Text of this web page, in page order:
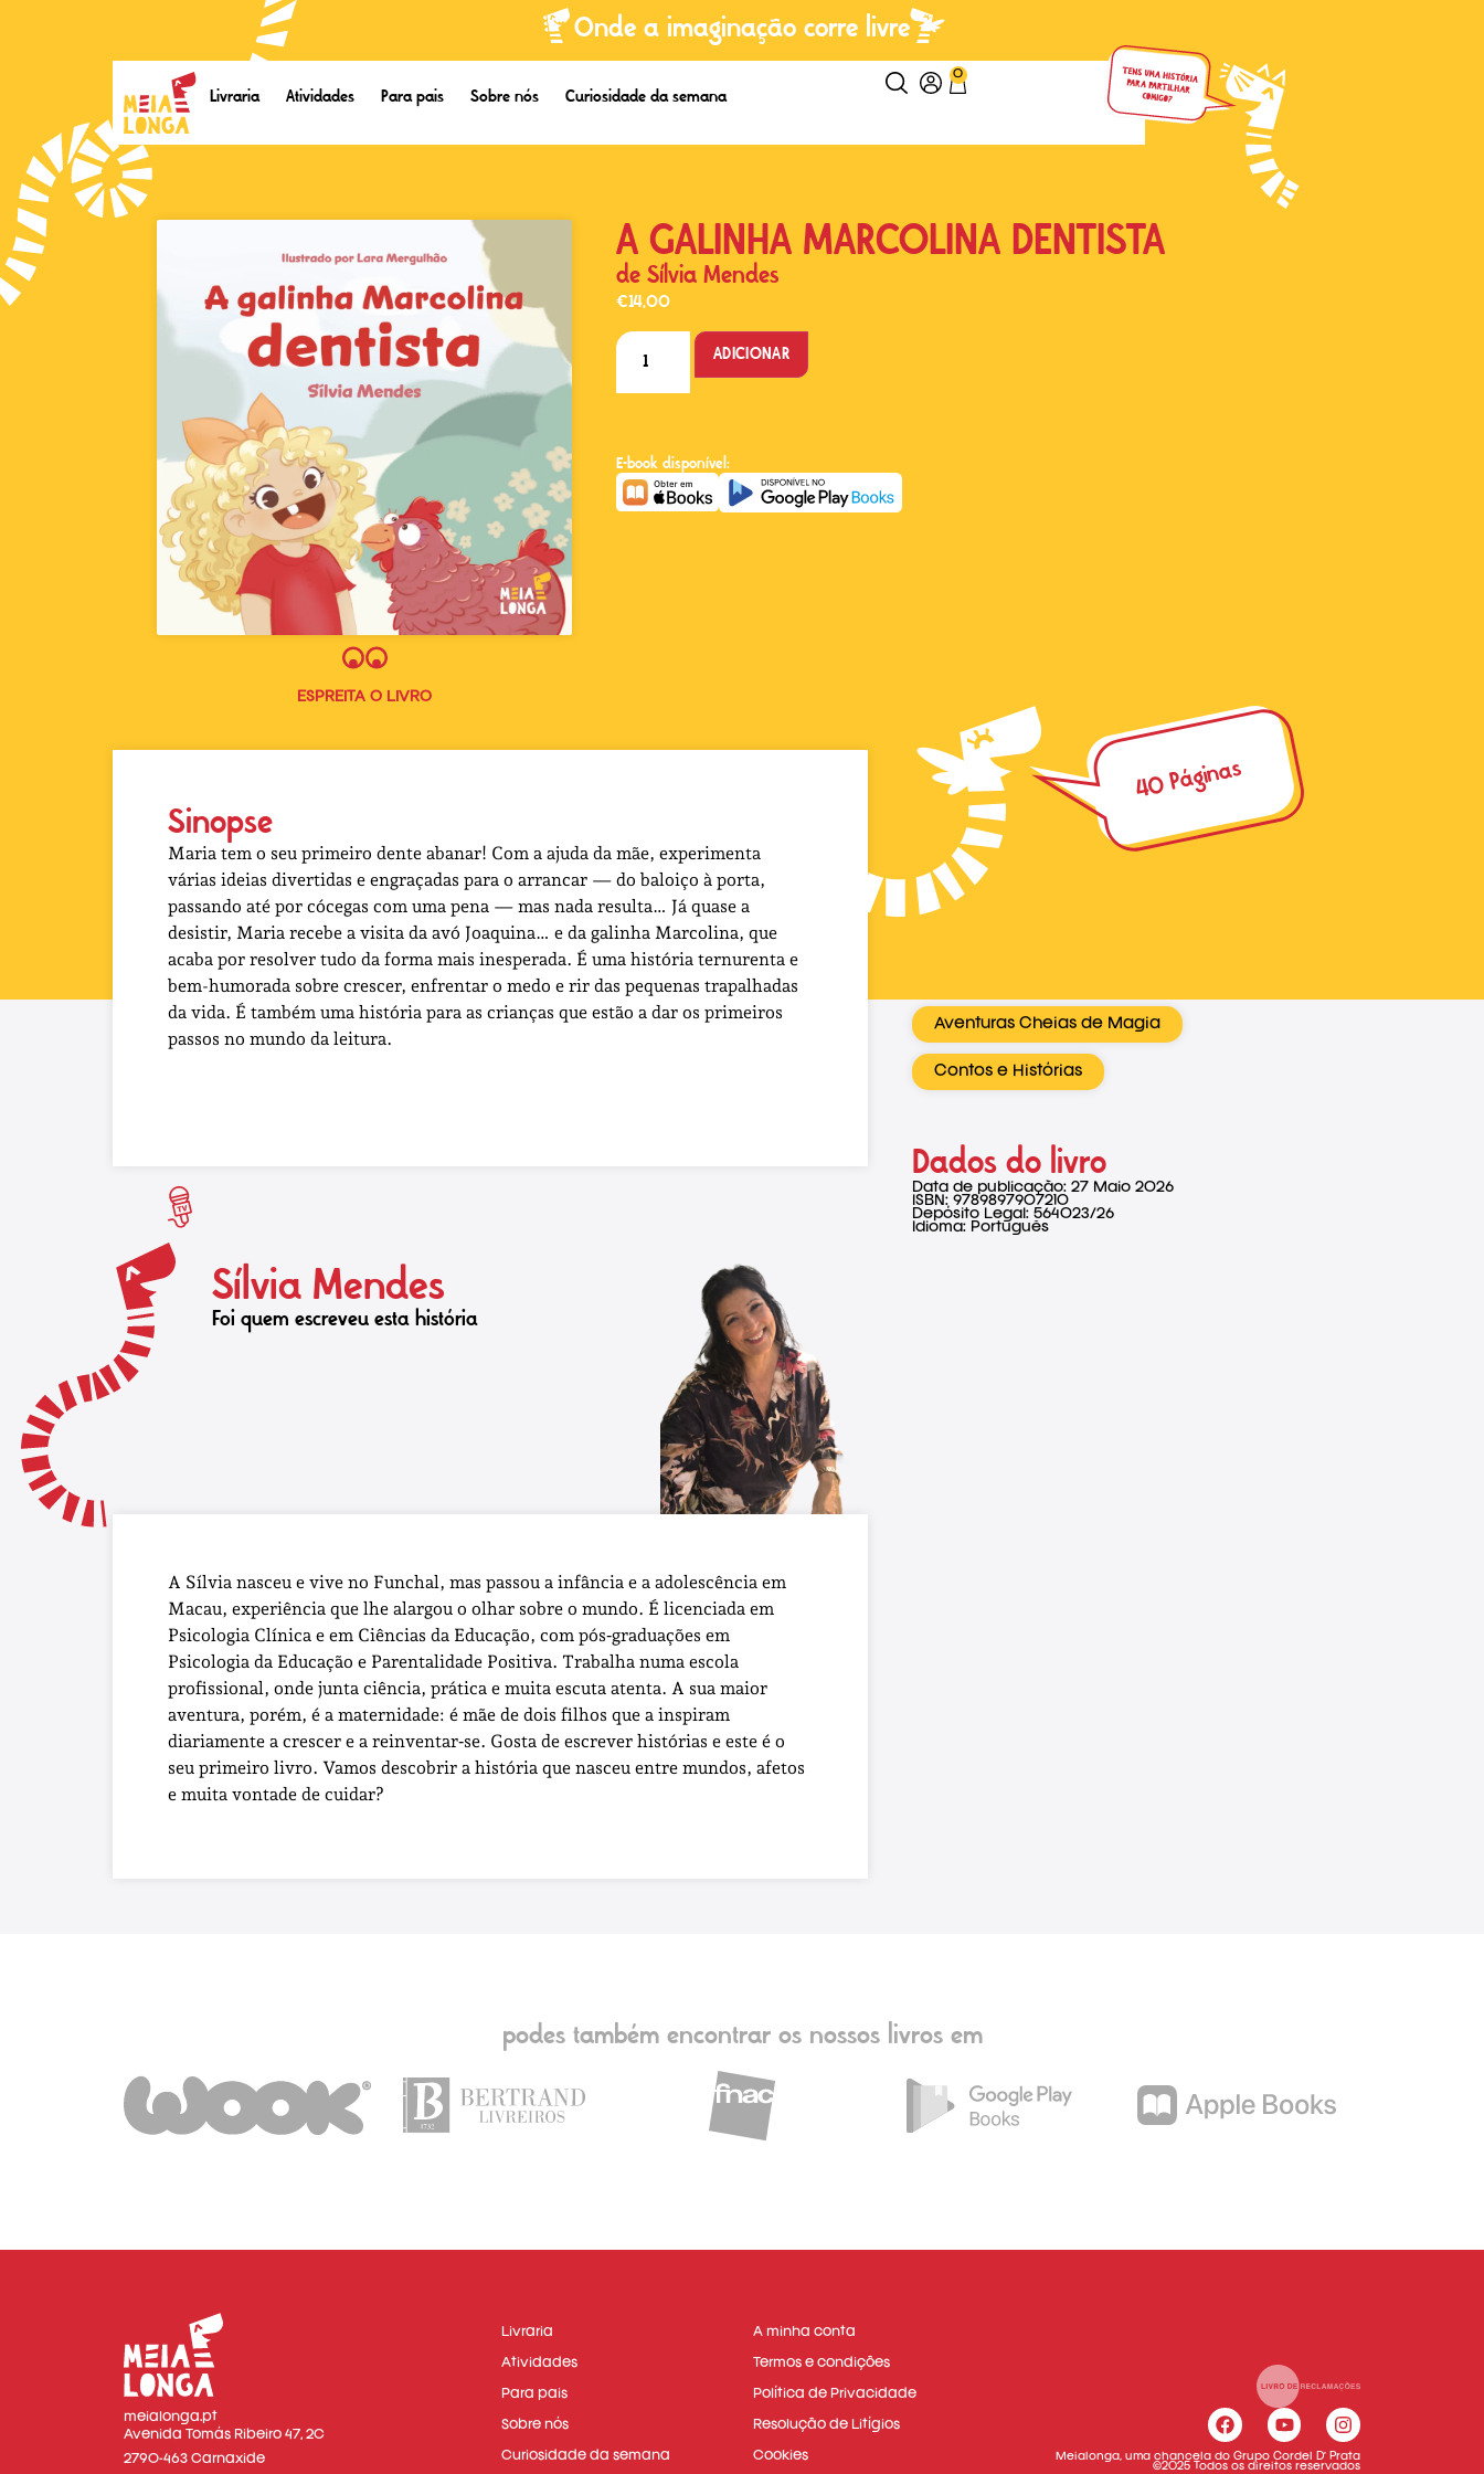
Onde a imaginação corre livre
Livraria Atividades Para pais Sobre nós Curiosidade da semana
0
ESPREITA O LIVRO
A GALINHA MARCOLINA DENTISTA
de Sílvia Mendes
€14,00
ADICIONAR
E-book disponível:
Sinopse
Maria tem o seu primeiro dente abanar! Com a ajuda da mãe, experimenta
várias ideias divertidas e engraçadas para o arrancar — do baloiço à porta,
passando até por cócegas com uma pena — mas nada resulta… Já quase a
desistir, Maria recebe a visita da avó Joaquina… e da galinha Marcolina, que
acaba por resolver tudo da forma mais inesperada. É uma história ternurenta e
bem-humorada sobre crescer, enfrentar o medo e rir das pequenas trapalhadas
da vida. É também uma história para as crianças que estão a dar os primeiros
passos no mundo da leitura.
Sílvia Mendes
Foi quem escreveu esta história
A Sílvia nasceu e vive no Funchal, mas passou a infância e a adolescência em
Macau, experiência que lhe alargou o olhar sobre o mundo. É licenciada em
Psicologia Clínica e em Ciências da Educação, com pós‑graduações em
Psicologia da Educação e Parentalidade Positiva. Trabalha numa escola
profissional, onde junta ciência, prática e muita escuta atenta. A sua maior
aventura, porém, é a maternidade: é mãe de dois filhos que a inspiram
diariamente a crescer e a reinventar‑se. Gosta de escrever histórias e este é o
seu primeiro livro. Vamos descobrir a história que nasceu entre mundos, afetos
e muita vontade de cuidar?
40 Páginas
Aventuras Cheias de Magia
Contos e Histórias
Dados do livro
Data de publicação: 27 Maio 2026
ISBN: 9789897907210
Depósito Legal: 564023/26
Idioma: Português
podes também encontrar os nossos livros em
meialonga.pt
Avenida Tomás Ribeiro 47, 2C
2790-463 Carnaxide
Livraria
Atividades
Para pais
Sobre nós
Curiosidade da semana
A minha conta
Termos e condições
Política de Privacidade
Resolução de Litígios
Cookies
Meialonga, uma chancela do Grupo Cordel D’ Prata
©2025 Todos os direitos reservados